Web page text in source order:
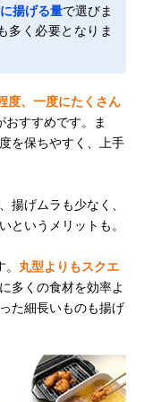
揚げる量で選びま
多く必要となりま
度、一度にたくさん
おすすめです。ま
を保ちやすく、上手
揚げムラも少なく、
というメリットも。
丸型よりもスクエ
多くの食材を効率よ
た細長いものも揚げ